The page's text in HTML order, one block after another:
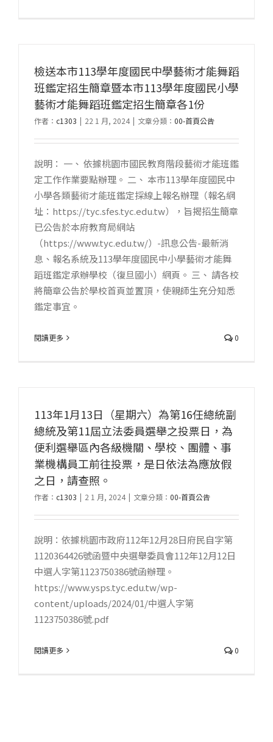
檢送本市113學年度國民中學藝術才能舞蹈
班鑑定招生簡章暨本市113學年度國民小學
藝術才能舞蹈班鑑定招生簡章各1份
作者： c1303 | 22 1 月, 2024 | 文章分類： 00-首頁公告
說明： 一、 依據桃園市國民教育階段藝術才能班鑑
定工作作業要點辦理。 二、 本市113學年度國民中
小學各類藝術才能班鑑定採線上報名辦理（報名網
址：https://tyc.sfes.tyc.edu.tw），旨揭招生簡章
已公告於本府教育局網站
（https://www.tyc.edu.tw/）-訊息公告-最新消
息、報名系統及113學年度國民中小學藝術才能舞
蹈班鑑定承辦學校（復旦國小）網頁。 三、 請各校
將簡章公告於學校首頁並置頂，使親師生充分知悉
鑑定事宜。
閱讀更多 0
113年1月13日（星期六）為第16任總統副
總統及第11屆立法委員選舉之投票日，為
便利選舉區內各級機關、學校、團體、事
業機構員工前往投票，是日依法為應放假
之日，請查照。
作者： c1303 | 2 1 月, 2024 | 文章分類： 00-首頁公告
說明：依據桃園市政府112年12月28日府民自字第
1120364426號函暨中央選舉委員會112年12月12日
中選人字第1123750386號函辦理。
https://www.ysps.tyc.edu.tw/wp-
content/uploads/2024/01/中選人字第
1123750386號.pdf
閱讀更多 0